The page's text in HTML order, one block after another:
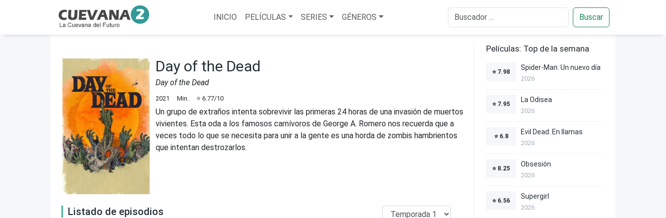
INICIO PELÍCULAS SERIES GÉNEROS Buscar
Day of the Dead
Day of the Dead
2021 Min. ⭐ 6.77/10
Un grupo de extraños intenta sobrevivir las primeras 24 horas de una invasión de muertos
vivientes. Esta oda a los famosos carnívoros de George A. Romero nos recuerda que a
veces todo lo que se necesita para unir a la gente es una horda de zombis hambrientos
que intentan destrozarlos.
Listado de episodios
Películas: Top de la semana
⭐ 7.98
Spider-Man: Un nuevo día
2026
⭐ 7.95
La Odisea
2026
⭐ 6.8
Evil Dead: En llamas
2026
⭐ 8.25
Obsesión
2026
⭐ 6.56
Supergirl
2026